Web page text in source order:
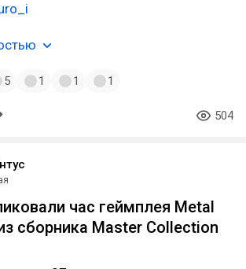
5 1 1 1
504
час геймплея Metal
сборника Master Collection